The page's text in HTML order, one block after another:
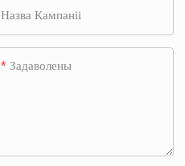
Форма для дэталяў
маршрутызатара
Форма для аб'ектыва з
Форма марскога рухавіка
Форма дэталяў гандлёвага
аўтамата
Форма для
Форма для ліцця пад ціск
душа
некалькімі паражнінамі
Прэцызійная форма
Назва Кампаніі
Задаволены